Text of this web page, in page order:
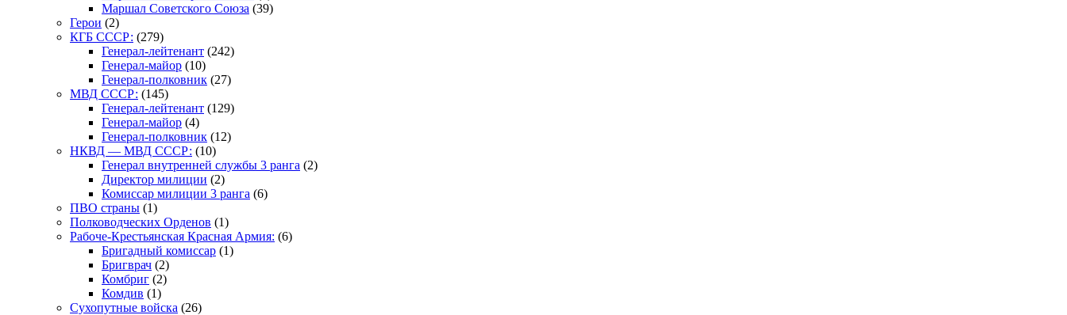
Маршал Советского Союза (39)
Герои (2)
КГБ СССР: (279)
Генерал-лейтенант (242)
Генерал-майор (10)
Генерал-полковник (27)
МВД СССР: (145)
Генерал-лейтенант (129)
Генерал-майор (4)
Генерал-полковник (12)
НКВД — МВД СССР: (10)
Генерал внутренней службы 3 ранга (2)
Директор милиции (2)
Комиссар милиции 3 ранга (6)
ПВО страны (1)
Полководческих Орденов (1)
Рабоче-Крестьянская Красная Армия: (6)
Бригадный комиссар (1)
Бригврач (2)
Комбриг (2)
Комдив (1)
Сухопутные войска (26)